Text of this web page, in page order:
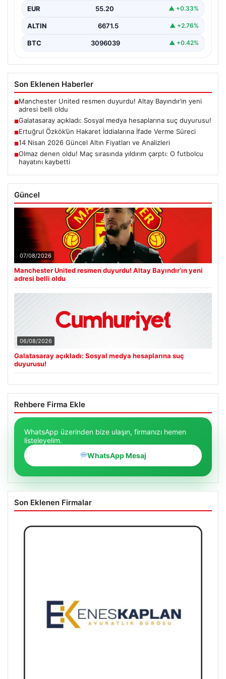
EUR 55.20 ▲ +0.33%
ALTIN 6671.5 ▲ +2.76%
BTC 3096039 ▲ +0.42%
Son Eklenen Haberler
■Manchester United resmen duyurdu! Altay Bayındır’ın yeni
adresi belli oldu
■Galatasaray açıkladı: Sosyal medya hesaplarına suç duyurusu!
■Ertuğrul Özkök’ün Hakaret İddialarına İfade Verme Süreci
■14 Nisan 2026 Güncel Altın Fiyatları ve Analizleri
■Olmaz denen oldu! Maç sırasında yıldırım çarptı: O futbolcu
hayatını kaybetti
Güncel
07/08/2026
Manchester United resmen duyurdu! Altay Bayındır’ın yeni
adresi belli oldu
06/08/2026
Galatasaray açıkladı: Sosyal medya hesaplarına suç
duyurusu!
Rehbere Firma Ekle
WhatsApp üzerinden bize ulaşın, firmanızı hemen
listeleyelim.
WhatsApp Mesaj
Son Eklenen Firmalar